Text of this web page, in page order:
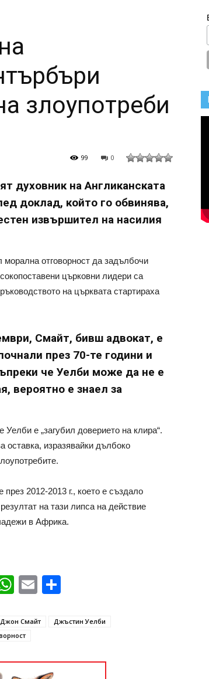
злоупотреби
0
99
духовник на Англиканската
доклад, който го обвинява,
извършител на насилия
отговорност да задълбочи
църковни лидери са
на църквата стартираха
Смайт, бивш адвокат, е
през 70-те години и
че Уелби може да не е
вероятно е знаел за
е „загубил доверието на клира“.
оставка, изразявайки дълбоко
2012-2013 г., което е създало
на тази липса на действие
в Африка.
WhatsApp
Email
Джон Смайт
Джъстин Уелби